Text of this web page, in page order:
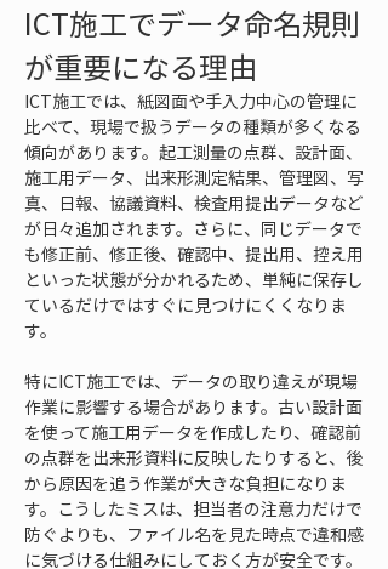
ICT施工でデータ命名規則
が重要になる理由
ICT施工では、紙図面や手入力中心の管理に
比べて、現場で扱うデータの種類が多くなる
傾向があります。起工測量の点群、設計面、
施工用データ、出来形測定結果、管理図、写
真、日報、協議資料、検査用提出データなど
が日々追加されます。さらに、同じデータで
も修正前、修正後、確認中、提出用、控え用
といった状態が分かれるため、単純に保存し
ているだけではすぐに見つけにくくなりま
す。
特にICT施工では、データの取り違えが現場
作業に影響する場合があります。古い設計面
を使って施工用データを作成したり、確認前
の点群を出来形資料に反映したりすると、後
から原因を追う作業が大きな負担になりま
す。こうしたミスは、担当者の注意力だけで
防ぐよりも、ファイル名を見た時点で違和感
に気づける仕組みにしておく方が安全です。